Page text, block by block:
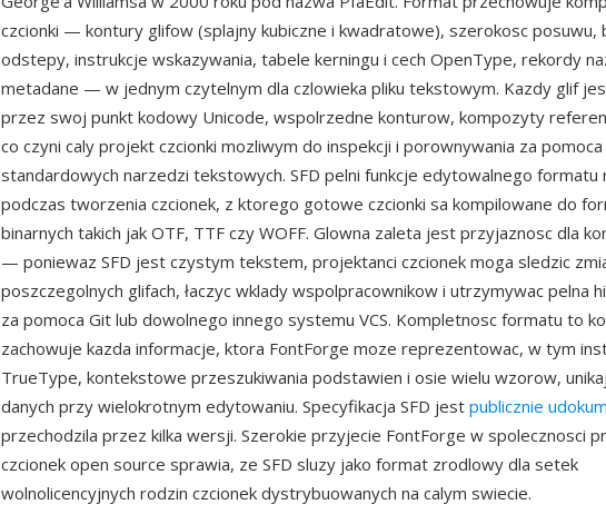
czcionki — kontury glifow (splajny kubiczne i kwadratowe), szerokosc posuwu,
odstepy, instrukcje wskazywania, tabele kerningu i cech OpenType, rekordy
metadane — w jednym czytelnym dla czlowieka pliku tekstowym. Kazdy glif
przez swoj punkt kodowy Unicode, wspolrzedne konturow, kompozyty
co czyni caly projekt czcionki mozliwym do inspekcji i porownywania za pomoca
standardowych narzedzi tekstowych. SFD pelni funkcje edytowalnego formatu
podczas tworzenia czcionek, z ktorego gotowe czcionki sa kompilowane do
binarnych takich jak OTF, TTF czy WOFF. Glowna zaleta jest przyjaznosc dla
— poniewaz SFD jest czystym tekstem, projektanci czcionek moga sledzic
poszczegolnych glifach, łaczyc wklady wspolpracownikow i utrzymywac pelna
za pomoca Git lub dowolnego innego systemu VCS. Kompletnosc formatu to
zachowuje kazda informacje, ktora FontForge moze reprezentowac, w tym
TrueType, kontekstowe przeszukiwania podstawien i osie wielu wzorow,
danych przy wielokrotnym edytowaniu. Specyfikacja SFD jest publicznie
przechodzila przez kilka wersji. Szerokie przyjecie FontForge w spolecznosci
czcionek open source sprawia, ze SFD sluzy jako format zrodlowy dla setek
wolnolicencyjnych rodzin czcionek dystrybuowanych na calym swiecie.